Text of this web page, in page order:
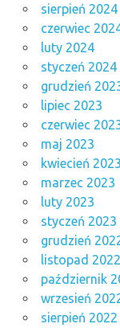
sierpień 2024
czerwiec
luty 2024
styczeń 2024
grudzień
lipiec 2023
czerwiec
maj 2023
kwiecień 2023
marzec 2023
luty 2023
styczeń 2023
grudzień
listopad 2022
październik
wrzesień
sierpień 2022